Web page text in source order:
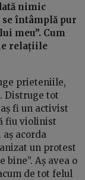
nimic
întâmplă pur
meu”. Cum
relațiile
prieteniile,
Distruge tot
fi un activist
fiu violinist
acorda
un protest
Aș avea o
de tot felul